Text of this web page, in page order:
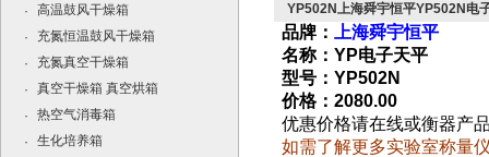
·
高温鼓风干燥箱
·
充氮恒温鼓风干燥箱
·
充氮真空干燥箱
·
真空干燥箱 真空烘箱
·
热空气消毒箱
·
生化培养箱
YP502N上海舜宇恒平YP502N电
品牌：
上海舜宇恒平
名称：YP电子天平
型号：YP502N
价格：2080.00
优惠价格请在线或衡器产
如需了解更多实验室称量